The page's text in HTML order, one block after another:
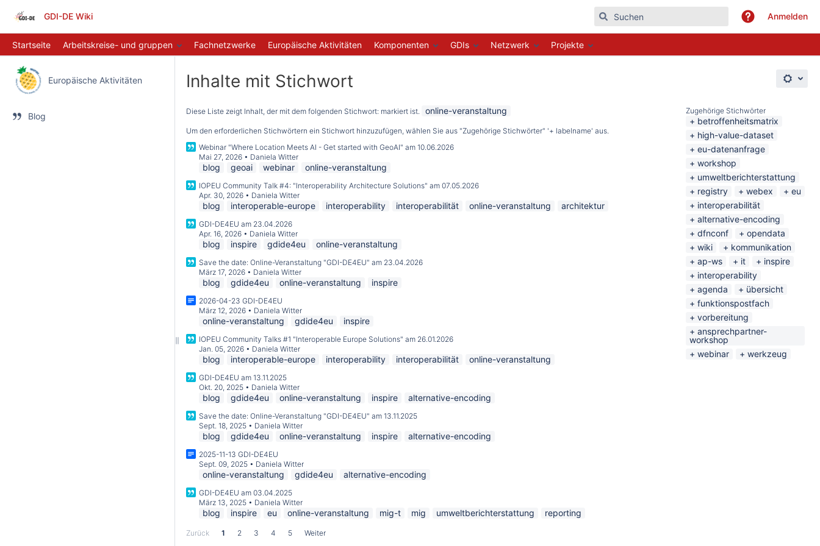
GDI-DE Wiki Anmelden
Startseite Arbeitskreise- und gruppen Fachnetzwerke Europäische Aktivitäten Komponenten GDIs Netzwerk Projekte
Europäische Aktivitäten
Blog
Inhalte mit Stichwort
Zugehörige Stichwörter
betroffenheitsmatrix
high-value-dataset
eu-datenanfrage
workshop
umweltberichterstattung
registry
webex
eu
interoperabilität
alternative-encoding
dfnconf
opendata
wiki
kommunikation
ap-ws
it
inspire
interoperability
agenda
übersicht
funktionspostfach
vorbereitung
ansprechpartner-
workshop
webinar
werkzeug
Diese Liste zeigt Inhalt, der mit dem folgenden Stichwort: markiert ist. online-veranstaltung
Um den erforderlichen Stichwörtern ein Stichwort hinzuzufügen, wählen Sie aus "Zugehörige Stichwörter" '+ labelname' aus.
Webinar "Where Location Meets AI - Get started with GeoAI" am 10.06.2026
Mai 27, 2026 • Daniela Witter
blog geoai webinar online-veranstaltung
IOPEU Community Talk #4: "Interoperability Architecture Solutions" am 07.05.2026
Apr. 30, 2026 • Daniela Witter
blog interoperable-europe interoperability interoperabilität online-veranstaltung architektur
GDI-DE4EU am 23.04.2026
Apr. 16, 2026 • Daniela Witter
blog inspire gdide4eu online-veranstaltung
Save the date: Online-Veranstaltung "GDI-DE4EU" am 23.04.2026
März 17, 2026 • Daniela Witter
blog gdide4eu online-veranstaltung inspire
2026-04-23 GDI-DE4EU
März 12, 2026 • Daniela Witter
online-veranstaltung gdide4eu inspire
IOPEU Community Talks #1 "Interoperable Europe Solutions" am 26.01.2026
Jan. 05, 2026 • Daniela Witter
blog interoperable-europe interoperability interoperabilität online-veranstaltung
GDI-DE4EU am 13.11.2025
Okt. 20, 2025 • Daniela Witter
blog gdide4eu online-veranstaltung inspire alternative-encoding
Save the date: Online-Veranstaltung "GDI-DE4EU" am 13.11.2025
Sept. 18, 2025 • Daniela Witter
blog gdide4eu online-veranstaltung inspire alternative-encoding
2025-11-13 GDI-DE4EU
Sept. 09, 2025 • Daniela Witter
online-veranstaltung gdide4eu alternative-encoding
GDI-DE4EU am 03.04.2025
März 13, 2025 • Daniela Witter
blog inspire eu online-veranstaltung mig-t mig umweltberichterstattung reporting
Zurück 1 2 3 4 5 Weiter